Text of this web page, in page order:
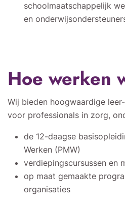
schoolmaatschappelijk
en
Hoe werken
Wij bieden hoogwaardige
voor professionals in zorg,
de 12-daagse
Werken (PMW)
verdiepingscursussen en
op maat gemaakte
organisaties